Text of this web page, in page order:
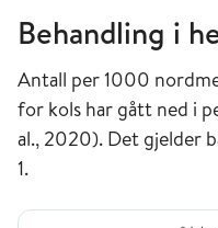
Behandling i
Antall per 1000
for kols har gått ned i
al., 2020). Det gjelder
1.